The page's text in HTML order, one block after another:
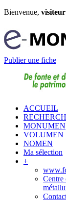
Bienvenue,
Publier une fiche
ACCUEIL
MONUMEN
VOLUMEN
NOMEN
Ma sélection
+
Centre